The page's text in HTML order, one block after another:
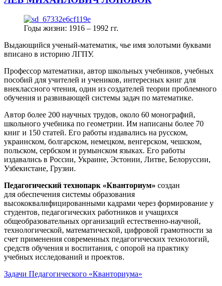
Годы жизни: 1916 – 1992 гг.
Выдающийся ученый-математик, чье имя золотыми буквами
вписано в историю ЛГПУ.
Профессор математики, автор школьных учебников, учебных
пособий для учителей и учеников, интересных книг для
внеклассного чтения, один из создателей теории проблемного
обучения и развивающей системы задач по математике.
Автор более 200 научных трудов, около 60 монографий,
школьного учебника по геометрии. Им написаны более 70
книг и 150 статей. Его работы издавались на русском,
украинском, болгарском, немецком, венгерском, чешском,
польском, сербском и румынском языках. Его работы
издавались в России, Украине, Эстонии, Литве, Белоруссии,
Узбекистане, Грузии.
Педагогический технопарк «Кванториум» создан
для обеспечения системы образования
высококвалифицированными кадрами через формирование у
студентов, педагогических работников и учащихся
общеобразовательных организаций естественно-научной,
технологической, математической, цифровой грамотности за
счет применения современных педагогических технологий,
средств обучения и воспитания, с опорой на практику
учебных исследований и проектов.
Задачи Педагогического «Кванториума»